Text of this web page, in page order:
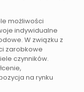
możliwości
indywidualne
W związku z
zarobkowe
czynników.
na rynku